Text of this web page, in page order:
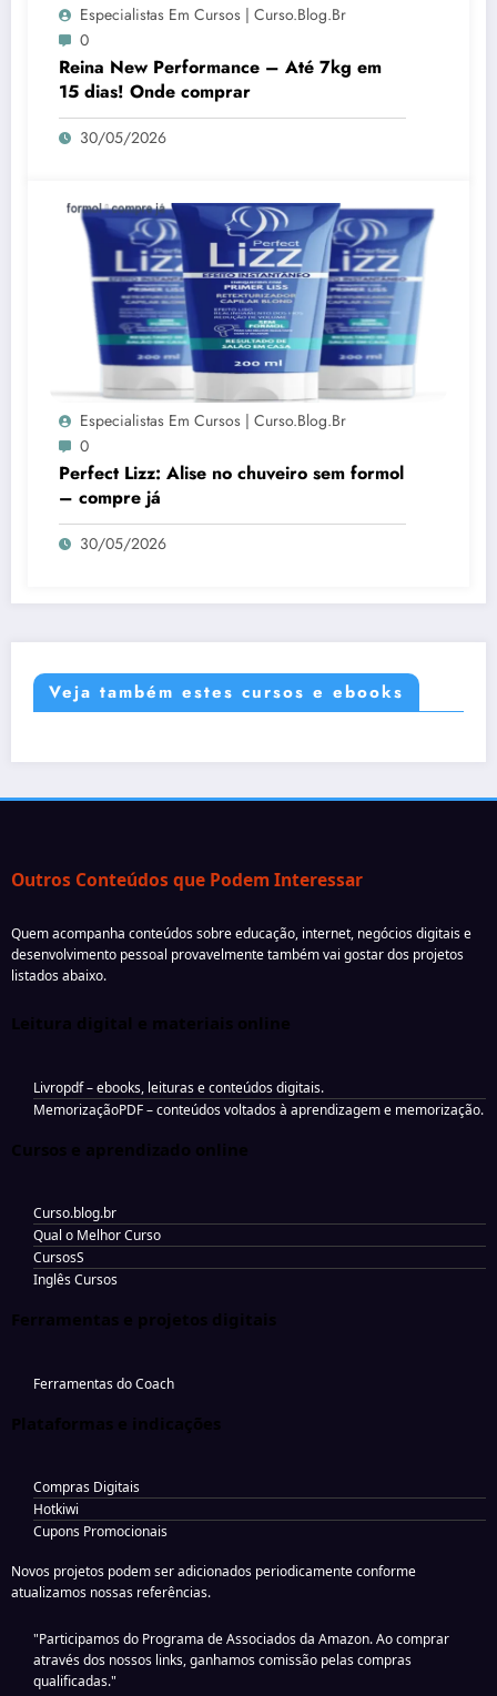
Especialistas Em Cursos | Curso.blog.br
0
Reina New Performance – Até 7kg em
15 dias! Onde comprar
30/05/2026
Especialistas Em Cursos | Curso.blog.br
0
Perfect Lizz: Alise no chuveiro sem formol
– compre já
30/05/2026
Veja também estes cursos e ebooks
Outros Conteúdos que Podem Interessar
Quem acompanha conteúdos sobre educação, internet, negócios digitais e
desenvolvimento pessoal provavelmente também vai gostar dos projetos
listados abaixo.
Leitura digital e materiais online
Livropdf– ebooks, leituras e conteúdos digitais.
MemorizaçãoPDF– conteúdos voltados à aprendizagem e memorização.
Cursos e aprendizado online
Curso.blog.br
Qual o Melhor Curso
CursosS
Inglês Cursos
Ferramentas e projetos digitais
Ferramentas do Coach
Plataformas e indicações
Compras Digitais
Hotkiwi
Cupons Promocionais
Novos projetos podem ser adicionados periodicamente conforme
atualizamos nossas referências.
"Participamos do Programa de Associados da Amazon. Ao comprar
através dos nossos links, ganhamos comissão pelas compras
qualificadas."